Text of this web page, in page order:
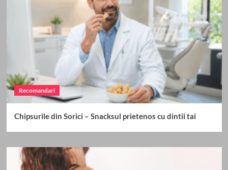
Recomandari
Chipsurile din Sorici – Snacksul prietenos cu dintii tai